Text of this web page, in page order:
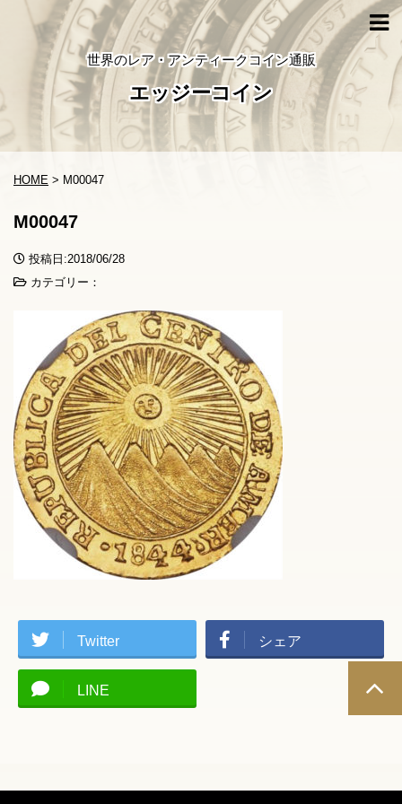
世界のレア・アンティークコイン通販
エッジーコイン
HOME > M00047
M00047
投稿日:2018/06/28
カテゴリー：
Twitter シェア
LINE